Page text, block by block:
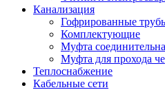
Канализация
Гофрированные
Комплектующие
Муфта
Муфта для прохода
Теплоснабжение
Кабельные сети